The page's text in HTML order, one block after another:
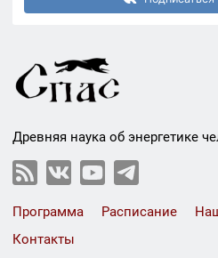
Древняя наука об энергетике
Программа Расписание
Контакты